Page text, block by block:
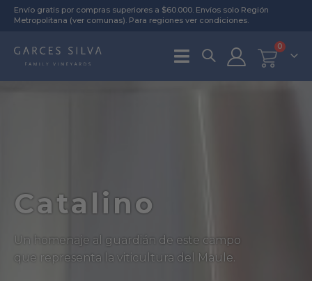
Envío gratis por compras superiores a $60.000. Envíos solo Región
Metropolitana (ver comunas). Para regiones ver condiciones.
0
Catalino
Un homenaje al guardián de este campo
que representa la viticultura del Maule.